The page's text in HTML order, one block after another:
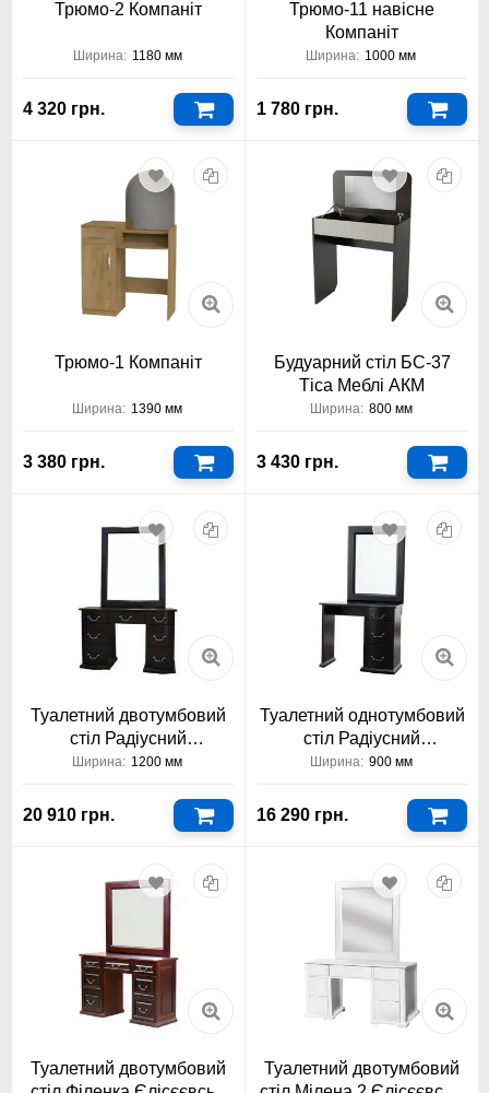
Трюмо-2 Компаніт
Ширина: 1180 мм
4 320 грн.
Трюмо-11 навісне
Компаніт
Ширина: 1000 мм
1 780 грн.
Трюмо-1 Компаніт
Ширина: 1390 мм
3 380 грн.
Будуарний стіл БС-37
Тіса Меблі АКМ
Ширина: 800 мм
3 430 грн.
Туалетний двотумбовий
стіл Радіусний
Єлісєєвські Меблі
Ширина: 1200 мм
20 910 грн.
Туалетний однотумбовий
стіл Радіусний
Єлісєєвські Меблі
Ширина: 900 мм
16 290 грн.
Туалетний двотумбовий
Туалетний двотумбовий